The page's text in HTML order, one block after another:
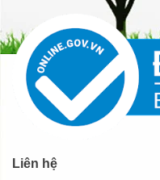
Liên hệ